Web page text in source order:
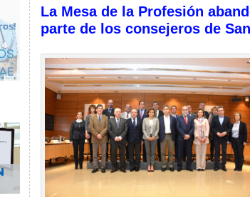
La Mesa de la Profesión
parte de los consejeros de